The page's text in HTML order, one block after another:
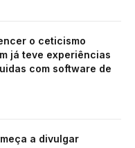
o ceticismo
já teve experiências
com software de
a divulgar